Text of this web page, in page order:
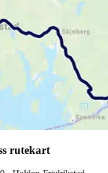
rutekart